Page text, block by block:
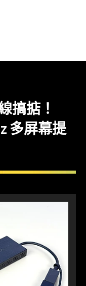
搞掂！
多屏幕提